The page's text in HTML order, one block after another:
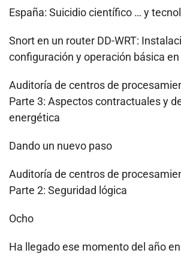
España: Suicidio científico … y
Snort en un router DD-WRT:
configuración y operación básica
Auditoría de centros de
Parte 3: Aspectos contractuales y
energética
Dando un nuevo paso
Auditoría de centros de
Parte 2: Seguridad lógica
Ocho
Ha llegado ese momento del año